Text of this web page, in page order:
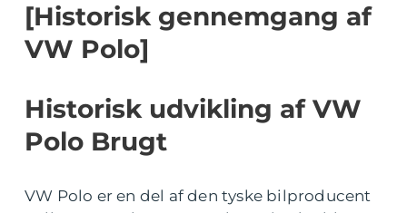
[Historisk gennemgang af
VW Polo]
Historisk udvikling af VW
Polo Brugt
VW Polo er en del af den tyske bilproducent